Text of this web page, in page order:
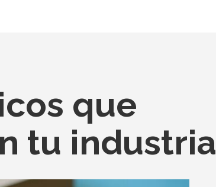
que
tu industria